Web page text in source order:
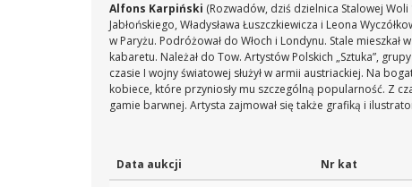
Alfons Karpiński (Rozwadów, dziś dzielnica Stalowej
Jabłońskiego, Władysława Łuszczkiewicza i Leona
w Paryżu. Podróżował do Włoch i Londynu. Stale
kabaretu. Należał do Tow. Artystów Polskich „Sztuka”,
czasie I wojny światowej służył w armii austriackiej. Na
kobiece, które przyniosły mu szczególną popularność. Z
gamie barwnej. Artysta zajmował się także grafiką i
Data aukcji Nr kat